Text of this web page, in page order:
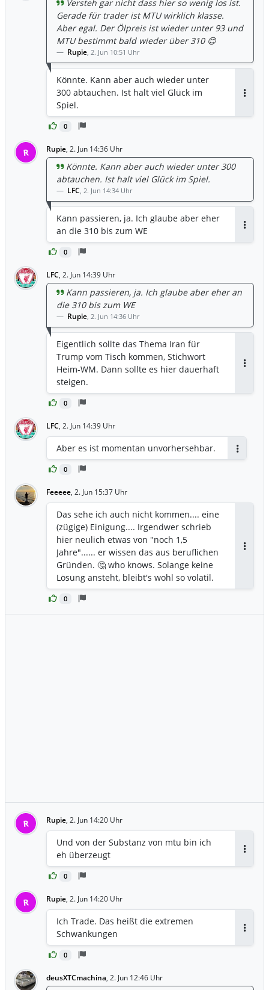
0
Versteh gar nicht dass hier so wenig los ist.
Gerade für trader ist MTU wirklich klasse.
Aber egal. Der Ölpreis ist wieder unter 93 und
MTU bestimmt bald wieder über 310 😊
Rupie, 2. Jun 10:51 Uhr
Könnte. Kann aber auch wieder unter
300 abtauchen. Ist halt viel Glück im
Spiel.
R Rupie, 2. Jun 14:36 Uhr
0
Könnte. Kann aber auch wieder unter 300
abtauchen. Ist halt viel Glück im Spiel.
LFC, 2. Jun 14:34 Uhr
Kann passieren, ja. Ich glaube aber eher
an die 310 bis zum WE
LFC, 2. Jun 14:39 Uhr
0
Kann passieren, ja. Ich glaube aber eher an
die 310 bis zum WE
Rupie, 2. Jun 14:36 Uhr
Eigentlich sollte das Thema Iran für
Trump vom Tisch kommen, Stichwort
Heim-WM. Dann sollte es hier dauerhaft
steigen.
LFC, 2. Jun 14:39 Uhr
0
Aber es ist momentan unvorhersehbar.
Feeeee, 2. Jun 15:37 Uhr
0
Das sehe ich auch nicht kommen.... eine
(zügige) Einigung.... Irgendwer schrieb
hier neulich etwas von "noch 1,5
Jahre"...... er wissen das aus beruflichen
Gründen. 🤔 who knows. Solange keine
Lösung ansteht, bleibt's wohl so volatil.
R Rupie, 2. Jun 14:20 Uhr
0
Und von der Substanz von mtu bin ich
eh überzeugt
R Rupie, 2. Jun 14:20 Uhr
0
Ich Trade. Das heißt die extremen
Schwankungen
deusXTCmachina, 2. Jun 12:46 Uhr